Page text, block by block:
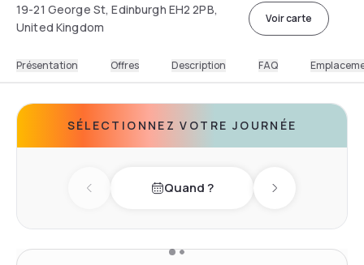
19-21 George St, Edinburgh EH2 2PB,
United Kingdom
Voir carte
Présentation Offres Description FAQ
SÉLECTIONNEZ VOTRE JOURNÉE
Previous dayQuand ? Next day